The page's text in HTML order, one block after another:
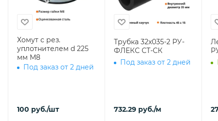
Хомут с рез.
уплотнителем d 225
мм М8
Под заказ от 2 дней
100 руб./шт
Трубка 32х035-2 РУ-
ФЛЕКС СТ-СК
Под заказ от 2 дней
732.29 руб./м